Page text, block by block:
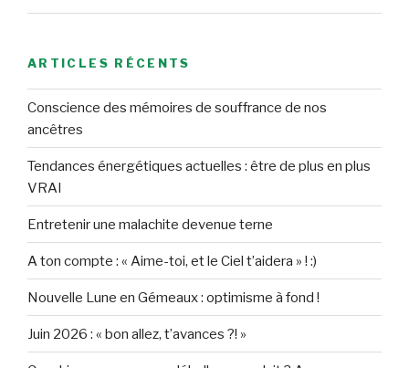
ARTICLES RÉCENTS
Conscience des mémoires de souffrance de nos
ancêtres
Tendances énergétiques actuelles : être de plus en plus
VRAI
Entretenir une malachite devenue terne
A ton compte : « Aime-toi, et le Ciel t’aidera » ! :)
Nouvelle Lune en Gémeaux : optimisme à fond !
Juin 2026 : « bon allez, t’avances ?! »